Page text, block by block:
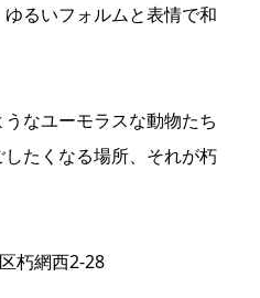
るいフォルムと表情で和
なユーモラスな動物たち
たくなる場所、それが朽
朽網西2-28